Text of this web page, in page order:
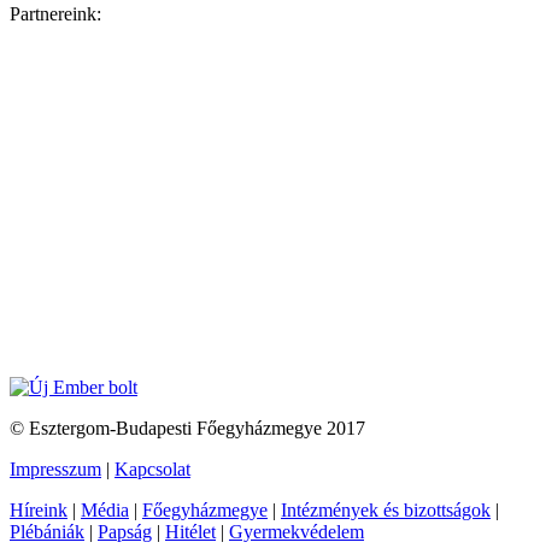
Partnereink:
© Esztergom-Budapesti Főegyházmegye 2017
Impresszum | Kapcsolat
Híreink | Média | Főegyházmegye | Intézmények és bizottságok |
Plébániák | Papság | Hitélet | Gyermekvédelem